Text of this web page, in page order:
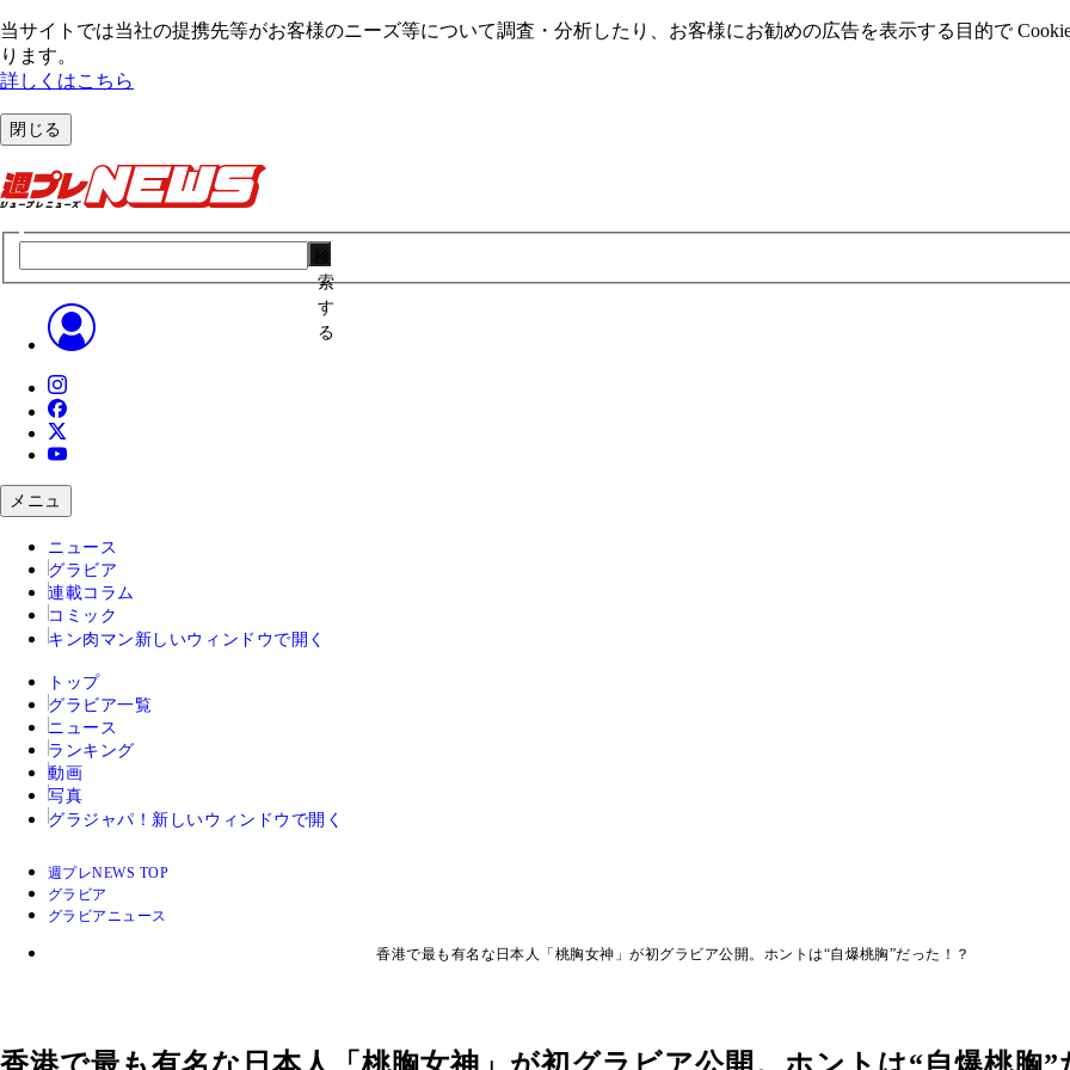
当サイトでは当社の提携先等がお客様のニーズ等について調査・分析したり、お客様にお勧めの広告を表⽰する⽬的で
ります。
詳しくはこちら
閉じる
索
す
る
メニュ
ニュース
グラビア
連載コラム
コミック
キン肉マン 新しいウィンドウで開く
トップ
グラビア一覧
ニュース
ランキング
動画
写真
グラジャパ！ 新しいウィンドウで開く
週プレNEWS TOP
グラビア
グラビアニュース
香港で最も有名な日本人「桃胸女神」が初グラビア公開。ホントは“自爆桃胸”だった！？
香港で最も有名な日本人「桃胸女神」が初グラビア公開。ホントは“自爆桃胸”